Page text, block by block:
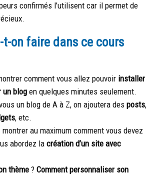
confirmés l’utilisent car il permet de
t-on faire dans ce cours
comment vous allez pouvoir installer
un blog en quelques minutes seulement.
un blog de A à Z, on ajoutera des posts,
, etc.
montrer au maximum comment vous devez
abordez la création d’un site avec
thème ? Comment personnaliser son